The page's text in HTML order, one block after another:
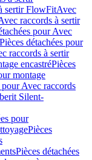
sertir FlowFitAvec
raccords à sertir
pour Avec
Pièces détachées pour
raccords à sertir
encastréPièces
montage
pour Avec raccords
Silent-
pour
Pièces
Pièces détachées